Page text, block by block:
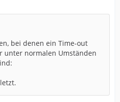
bei denen ein Time-out
unter normalen Umständen